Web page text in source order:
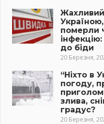
померли
до біди
20 Березня,
“Ніхто в
погоду,
злива,
градус?
20 Березня,